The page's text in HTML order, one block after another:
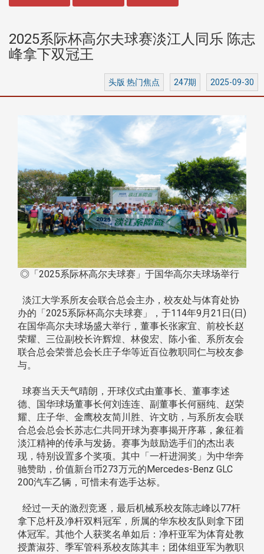
2025系际杯高尔夫球赛淡江人同乐 陈志
峰拿下双冠王
头版 热门焦点 247期 2025-09-30
◎「2025系际杯高尔夫球赛」于国华高尔夫球场举行
淡江大学系所友会联合总会主办，校友处与体育处协
办的「2025系际杯高尔夫球赛」，于114年9月21日(日)
在国华高尔夫球场盛大举行，董事长张家宜、前校长赵
荣耀、三位副校长许辉煌、林俊宏、陈小雀、系所友会
联合总会荣誉总会长庄子华等近百位教职同仁与校友参
与。
球赛当天天气晴朗，开球仪式由董事长、董事李述
德、国华球场董事长何刘连连、副董事长何丽纯、赵荣
耀、庄子华、金鹰校友简川胜、许文昉，与系所友会联
合总会总会长苏志仁共同开球为赛事揭开序幕，象征着
淡江精神的传承与发扬。赛事为鼓励选手们的杰出表
现，特别设置多个奖项。其中「一杆进洞奖」为中华奔
驰赞助，价值新台币273万元的Mercedes-Benz GLC
200汽车乙辆，可惜未有选手达标。
经过一天的激烈竞逐，最后机械系校友陈志峰以77杆
拿下总杆及净杆双料冠军，所属的华东校友队则拿下团
体冠军。其他个人获奖名单如后：净杆亚军为体育处教
授萧淑芬、季军管科系校友陈其丰；团体组亚军为教职